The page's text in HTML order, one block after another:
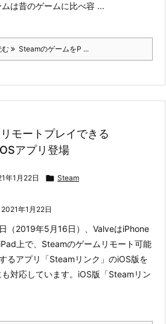
は昔のゲームに比べ容 ...
む SteamのゲームをP ...
モートプレイできる
アプリ登場
年1月22日  Steam
2021年1月22日
（2019年5月16日）、ValveはiPhone
上で、Steamのゲームリモート可能
るアプリ「Steamリンク」のiOS版を
対応しています。 iOS版「Steamリン